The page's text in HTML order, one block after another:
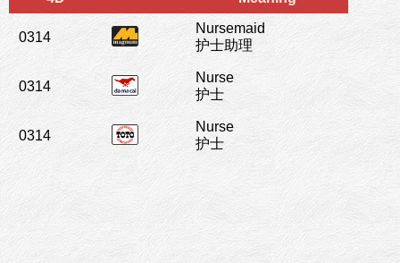
0314
Nursemaid
护士助理
0314
Nurse
护士
0314
Nurse
护士